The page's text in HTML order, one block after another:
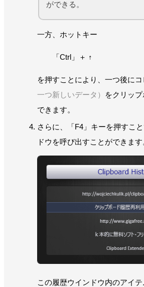
ができる。
一方、ホットキー
「Ctrl」＋ ↑
を押すことにより、一つ後に
一つ新しいデータ）
をクリッ
できます。
さらに、「F4」キーを押すこ
ドウを呼び出すことができます
この履歴ウインドウ内のアイ